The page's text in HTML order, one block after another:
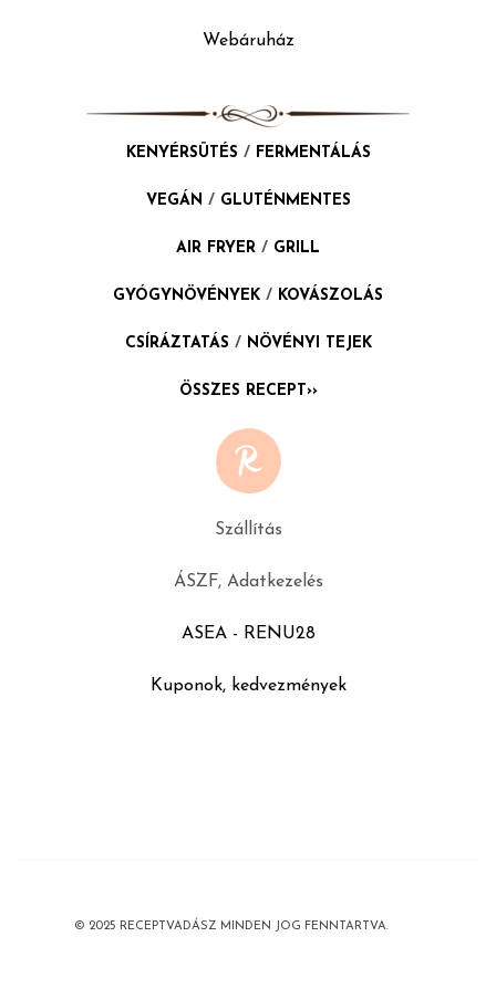
Webáruház
KENYÉRSÜTÉS / FERMENTÁLÁS
VEGÁN / GLUTÉNMENTES
AIR FRYER / GRILL
GYÓGYNÖVÉNYEK / KOVÁSZOLÁS
CSÍRÁZTATÁS / NÖVÉNYI TEJEK
ÖSSZES RECEPT››
Szállítás
ÁSZF, Adatkezelés
ASEA - RENU28
Kuponok, kedvezmények
© 2025 RECEPTVADÁSZ MINDEN JOG FENNTARTVA.